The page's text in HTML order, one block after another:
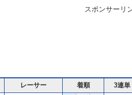
スポンサーリ
レーサー 着順
3連単